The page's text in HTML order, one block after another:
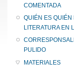
COMENTADA
QUIÉN ES QUIÉN
LITERATURA EN
PULIDO
MATERIALES